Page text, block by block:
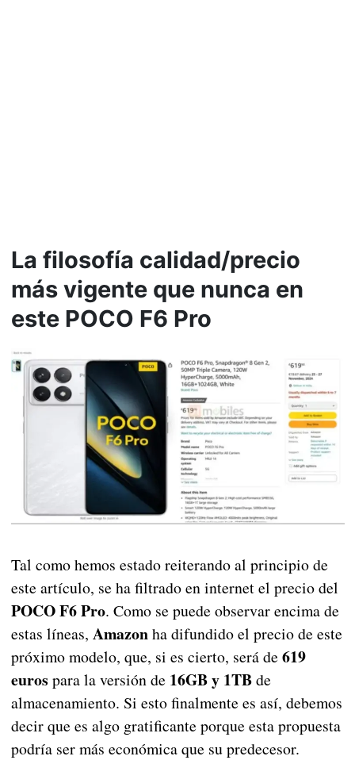
La filosofía calidad/precio
más vigente que nunca en
este POCO F6 Pro
Tal como hemos estado reiterando al principio de
este artículo, se ha filtrado en internet el precio del
POCO F6 Pro. Como se puede observar encima de
estas líneas, Amazonha difundido el precio de este
próximo modelo, que, si es cierto, será de 619
euros para la versión de 16GB y 1TBde
almacenamiento. Si esto finalmente es así, debemos
decir que es algo gratificante porque esta propuesta
podría ser más económica que su predecesor.